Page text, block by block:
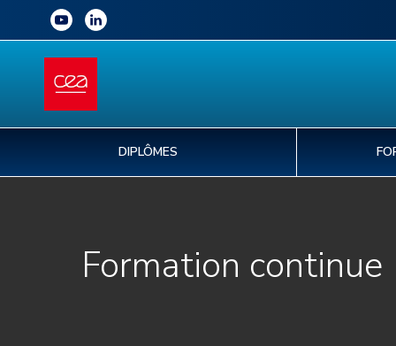
DIPLÔMES
Formation continue